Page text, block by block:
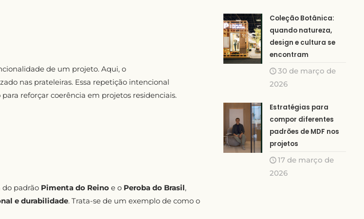
de um projeto. Aqui, o
nas prateleiras. Essa repetição intencional
reforçar coerência em projetos residenciais.
padrão Pimenta do Reino e o Peroba do Brasil,
e durabilidade. Trata-se de um exemplo de como o
Coleção Botânica:
quando natureza,
design e cultura se
encontram
30 de março de
2026
Estratégias para
compor diferentes
padrões de MDF nos
projetos
17 de março de
2026